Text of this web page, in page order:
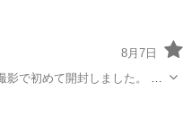
8月7日
で初めて開封しました。 赤